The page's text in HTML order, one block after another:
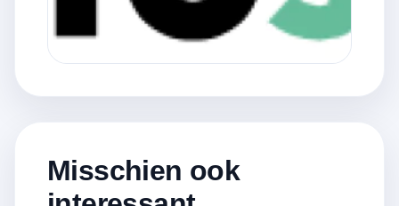
Misschien ook